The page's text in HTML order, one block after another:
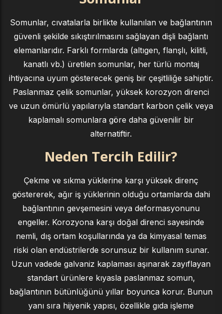
Somunlar, cıvatalarla birlikte kullanılan ve bağlantının
güvenli şekilde sıkıştırılmasını sağlayan dişli bağlantı
elemanlarıdır. Farklı formlarda (altıgen, flanşlı, kilitli,
kanatlı vb.) üretilen somunlar, her türlü montaj
ihtiyacına uyum gösterecek geniş bir çeşitliliğe sahiptir.
Paslanmaz çelik somunlar, yüksek korozyon direnci
ve uzun ömürlü yapılarıyla standart karbon çelik veya
kaplamalı somunlara göre daha güvenilir bir
alternatiftir.
Neden Tercih Edilir?
Çekme ve sıkma yüklerine karşı yüksek direnç
göstererek, ağır iş yüklerinin olduğu ortamlarda dahi
bağlantının gevşemesini veya deformasyonunu
engeller. Korozyona karşı doğal direnci sayesinde
nemli, dış ortam koşullarında ya da kimyasal temas
riski olan endüstrilerde sorunsuz bir kullanım sunar.
Uzun vadede galvaniz kaplaması aşınarak zayıflayan
standart ürünlere kıyasla paslanmaz somun,
bağlantının bütünlüğünü yıllar boyunca korur. Bunun
yanı sıra hijyenik yapısı, özellikle gıda işleme